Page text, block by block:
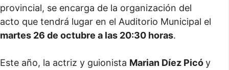
provincial, se encarga de la organización del
acto que tendrá lugar en el Auditorio Municipal el
martes 26 de octubre a las 20:30 horas.
Este año, la actriz y guionista Marian Díez Picóy